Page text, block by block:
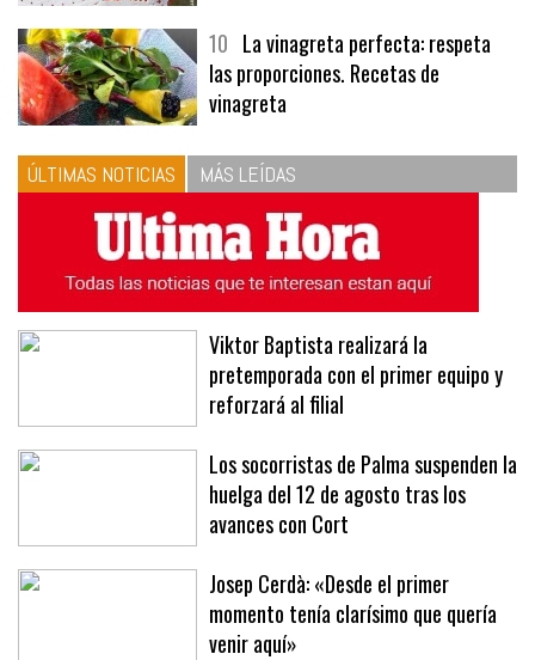
10 La vinagreta perfecta: respeta
las proporciones. Recetas de
vinagreta
ÚLTIMAS NOTICIAS MÁS LEÍDAS
Viktor Baptista realizará la
pretemporada con el primer equipo y
reforzará al filial
Los socorristas de Palma suspenden la
huelga del 12 de agosto tras los
avances con Cort
Josep Cerdà: «Desde el primer
momento tenía clarísimo que quería
venir aquí»